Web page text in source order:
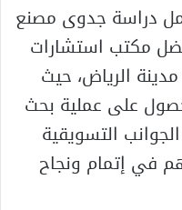
دراسة جدوى مصنع
مكتب استشارات
الرياض، حيث
على عملية بحث
التسويقية
في إتمام ونجاح